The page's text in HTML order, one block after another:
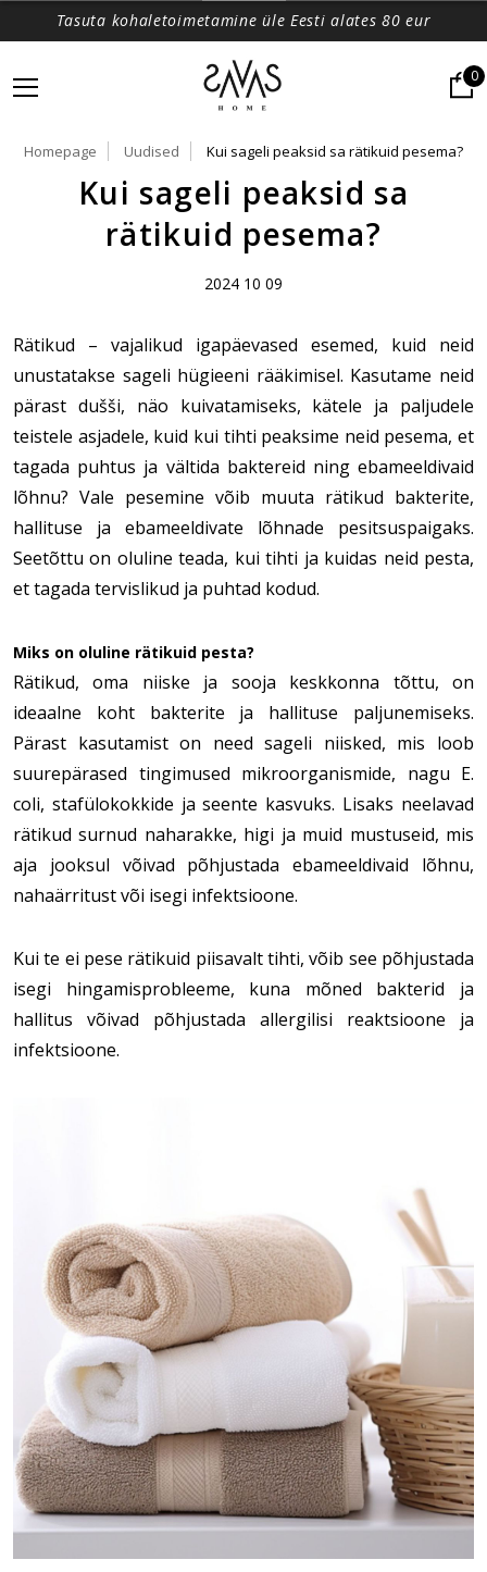
Tasuta kohaletoimetamine üle Eesti alates 80 eur
0
Homepage Uudised Kui sageli peaksid sa rätikuid pesema?
Kui sageli peaksid sa
rätikuid pesema?
2024 10 09
Rätikud – vajalikud igapäevased esemed, kuid neid
unustatakse sageli hügieeni rääkimisel. Kasutame neid
pärast dušši, näo kuivatamiseks, kätele ja paljudele
teistele asjadele, kuid kui tihti peaksime neid pesema, et
tagada puhtus ja vältida baktereid ning ebameeldivaid
lõhnu? Vale pesemine võib muuta rätikud bakterite,
hallituse ja ebameeldivate lõhnade pesitsuspaigaks.
Seetõttu on oluline teada, kui tihti ja kuidas neid pesta,
et tagada tervislikud ja puhtad kodud.
Miks on oluline rätikuid pesta?
Rätikud, oma niiske ja sooja keskkonna tõttu, on
ideaalne koht bakterite ja hallituse paljunemiseks.
Pärast kasutamist on need sageli niisked, mis loob
suurepärased tingimused mikroorganismide, nagu E.
coli, stafülokokkide ja seente kasvuks. Lisaks neelavad
rätikud surnud naharakke, higi ja muid mustuseid, mis
aja jooksul võivad põhjustada ebameeldivaid lõhnu,
nahaärritust või isegi infektsioone.
Kui te ei pese rätikuid piisavalt tihti, võib see põhjustada
isegi hingamisprobleeme, kuna mõned bakterid ja
hallitus võivad põhjustada allergilisi reaktsioone ja
infektsioone.